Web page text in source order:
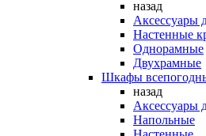
назад
Аксессуары
Настенные
Однорамные
Двухрамные
Шкафы
назад
Аксессуары
Напольные